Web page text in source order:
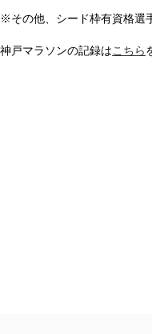
※その他、シード枠有資格選
神戸マラソンの記録はこちら